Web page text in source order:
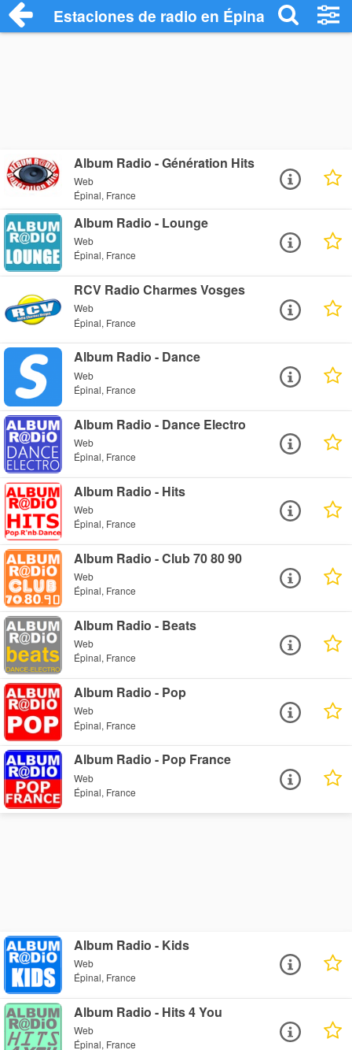
Estaciones de radio en Épinal -
Album Radio - Génération Hits
Web
Épinal, France
Album Radio - Lounge
Web
Épinal, France
RCV Radio Charmes Vosges
Web
Épinal, France
Album Radio - Dance
Web
Épinal, France
Album Radio - Dance Electro
Web
Épinal, France
Album Radio - Hits
Web
Épinal, France
Album Radio - Club 70 80 90
Web
Épinal, France
Album Radio - Beats
Web
Épinal, France
Album Radio - Pop
Web
Épinal, France
Album Radio - Pop France
Web
Épinal, France
Album Radio - Kids
Web
Épinal, France
Album Radio - Hits 4 You
Web
Épinal, France